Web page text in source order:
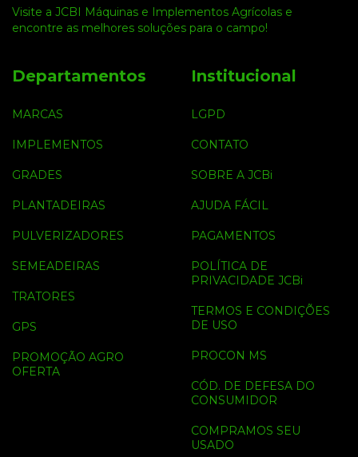
Visite a JCBI Máquinas e Implementos Agrícolas e
encontre as melhores soluções para o campo!
Departamentos
MARCAS
IMPLEMENTOS
GRADES
PLANTADEIRAS
PULVERIZADORES
SEMEADEIRAS
TRATORES
GPS
PROMOÇÃO AGRO
OFERTA
Institucional
LGPD
CONTATO
SOBRE A JCBi
AJUDA FÁCIL
PAGAMENTOS
POLÍTICA DE
PRIVACIDADE JCBi
TERMOS E CONDIÇÕES
DE USO
PROCON MS
CÓD. DE DEFESA DO
CONSUMIDOR
COMPRAMOS SEU
USADO